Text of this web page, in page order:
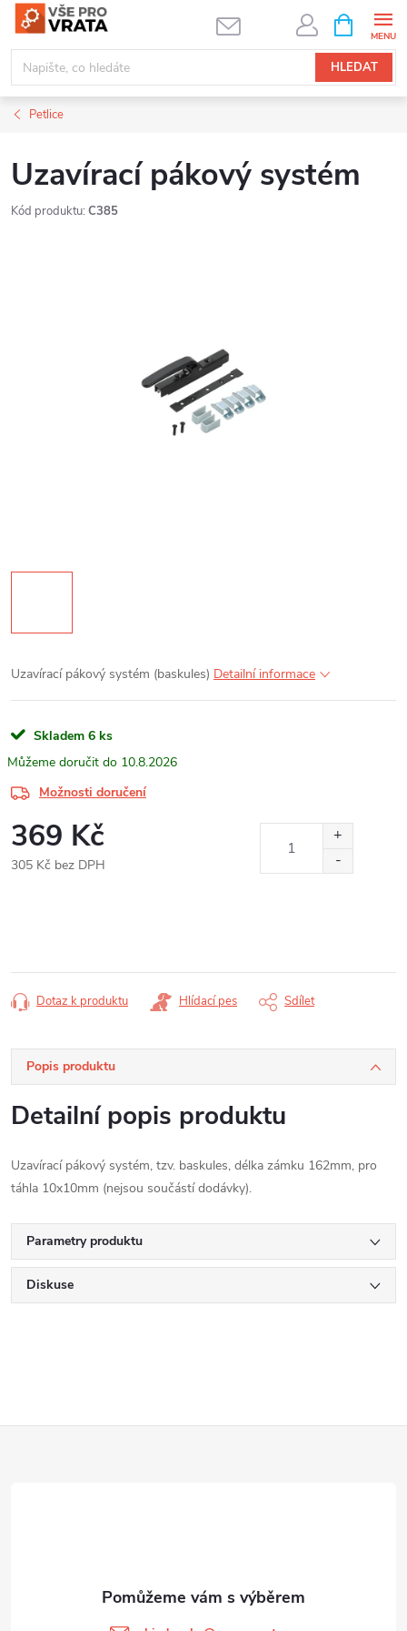
Přejít
obsah
HLEDAT
NÁKUPNÍ
KOŠÍK
Petlice
Uzavírací pákový systém
Kód produktu: C385
Uzavírací pákový systém (baskules) Detailní informace
Skladem 6 ks
10.8.2026
Možnosti doručení
369 Kč
305 Kč bez DPH
Dotaz k produktu Hlídací pes Sdílet
Popis produktu
Detailní popis produktu
Uzavírací pákový systém, tzv. baskules, délka zámku 162mm, pro
táhla 10x10mm (nejsou součástí dodávky).
Parametry produktu
Diskuse